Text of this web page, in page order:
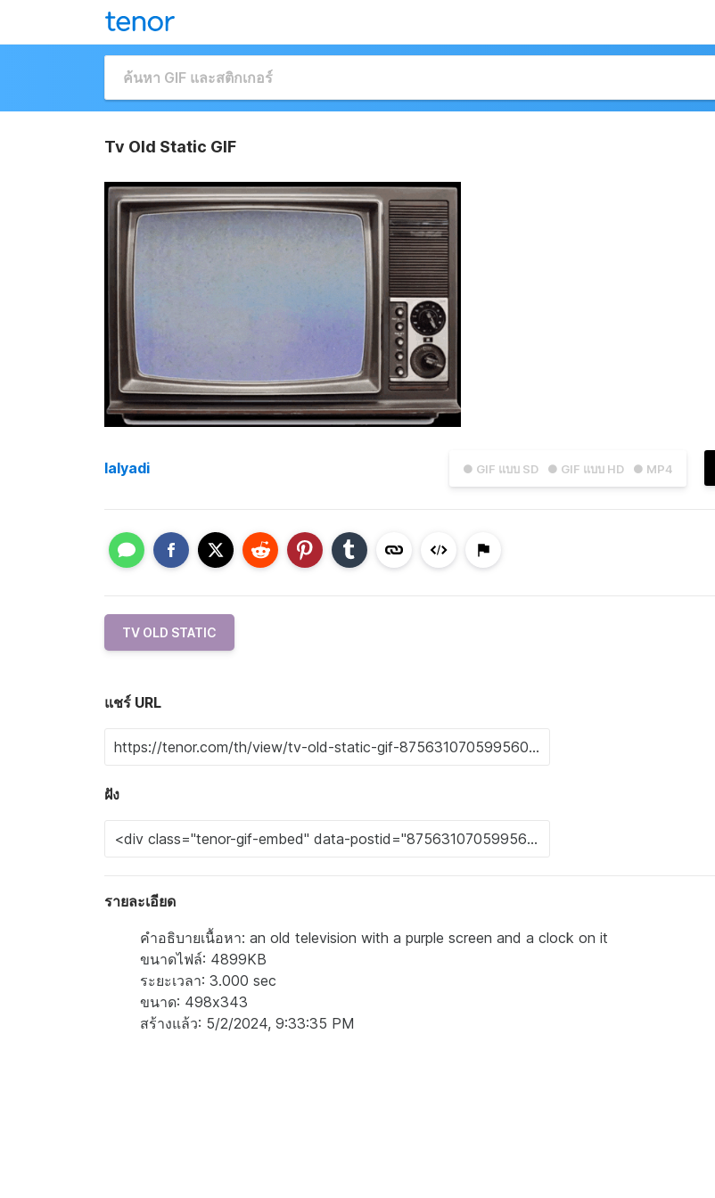
Tv Old Static GIF
● GIF แบบ SD ● GIF แบบ HD ● MP4
lalyadi
TV OLD STATIC
แชร์ URL
ฝัง
รายละเอียด
คำอธิบายเนื้อหา: an old television with a purple screen and a clock on it
ขนาดไฟล์: 4899KB
ระยะเวลา: 3.000 sec
ขนาด: 498x343
สร้างแล้ว: 5/2/2024, 9:33:35 PM